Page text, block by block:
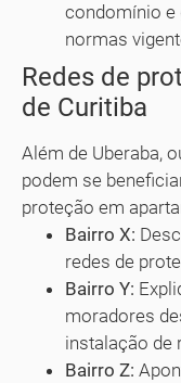
condomínio e
normas
Redes de
de Curitiba
Além de Uberaba,
podem se
proteção em
Bairro X:
redes de
Bairro Y:
moradores
instalação de
Bairro Z: